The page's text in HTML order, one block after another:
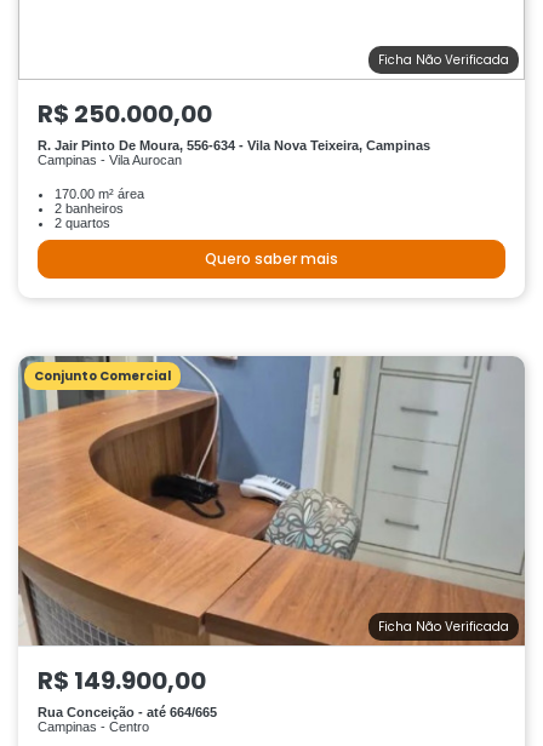
Ficha Não Verificada
R$ 250.000,00
R. Jair Pinto De Moura, 556-634 - Vila Nova Teixeira, Campinas
Campinas - Vila Aurocan
170.00 m² área
2 banheiros
2 quartos
Quero saber mais
Conjunto Comercial
Ficha Não Verificada
R$ 149.900,00
Rua Conceição - até 664/665
Campinas - Centro